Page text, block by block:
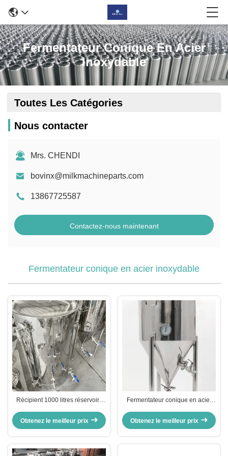
Fermentateur Conique En Acier
Inoxydable
Toutes Les Catégories
Nous contacter
Mrs. CHENDI
bovinx@milkmachineparts.com
13867725587
Contactez-nous maintenant
Fermentateur conique en acier inoxydable
Récipient 1000 litres réservoirs
Obtenez le meilleur prix
Fermentateur conique en acier
Obtenez le meilleur prix